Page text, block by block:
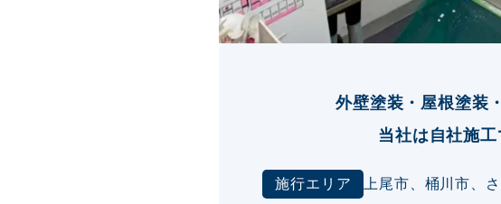
外壁塗装・屋根塗装
当社は自社施
施行エリア
上尾市、桶川市、